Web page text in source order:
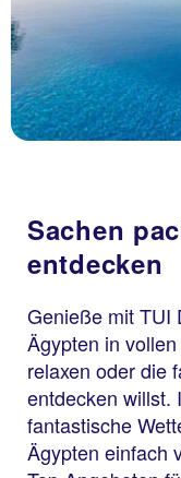
Sachen
entdecken
Genieße mit TUI
Ägypten in
relaxen oder die
entdecken willst.
fantastische
Ägypten einfach